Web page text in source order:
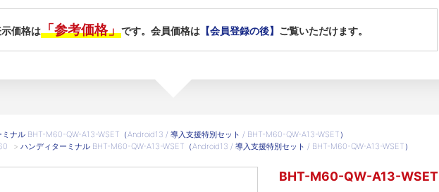
価格は「参考価格」です。会員価格は【会員登録の後】 ご覧いただけます。
ナル BHT-M60-QW-A13-WSET（Android13 / 導入支援特別セット / BHT-M60-QW-A13-WSET）
> ハンディターミナル BHT-M60-QW-A13-WSET（Android13 / 導入支援特別セット / BHT-M60-QW-A13-WSET）
BHT-M60-QW-A13-WSET